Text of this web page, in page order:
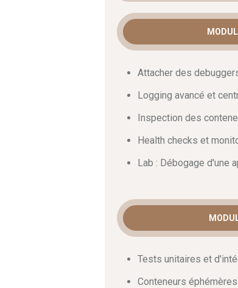
Attacher des
Logging avancé et
Inspection des
Health checks et
Lab : Débogage d'une
Tests unitaires et
Conteneurs